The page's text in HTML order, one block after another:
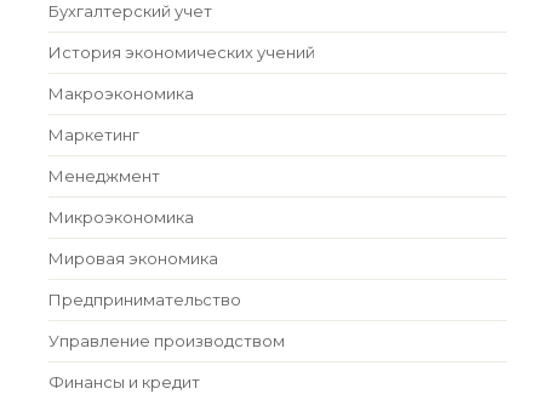
Бухгалтерский учет
История экономических учений
Макроэкономика
Маркетинг
Менеджмент
Микроэкономика
Мировая экономика
Предпринимательство
Управление производством
Финансы и кредит